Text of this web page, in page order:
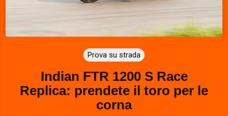
Prova su strada
Indian FTR 1200 S Race
Replica: prendete il toro per le
corna